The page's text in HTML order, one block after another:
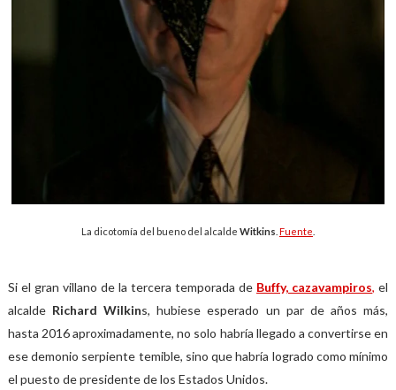
La dicotomía del bueno del alcalde Witkins Fuente
Si el gran villano de la tercera temporada de Buffy, cazavampiros, el
alcalde Richard Wilkins, hubiese esperado un par de años más,
hasta 2016 aproximadamente, no solo habría llegado a convertirse en
ese demonio serpiente temible, sino que habría logrado como mínimo
el puesto de presidente de los Estados Unidos.